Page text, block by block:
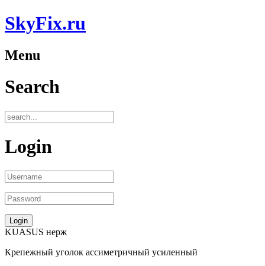
SkyFix.ru
Menu
Search
Login
KUASUS нерж
Крепежный уголок ассиметричный усиленный